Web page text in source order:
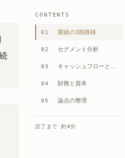
CONTENTS
01 業績の3期推移
02 セグメント分析
03
04 財務と資本
05 論点の整理
読了まで 約4分